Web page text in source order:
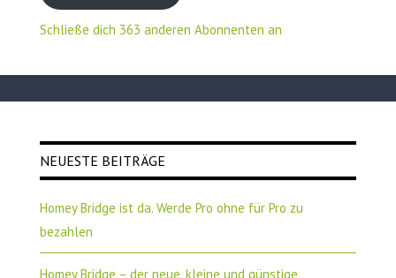
Schließe dich 363 anderen Abonnenten an
NEUESTE BEITRÄGE
Homey Bridge ist da. Werde Pro ohne für Pro zu
bezahlen
Homey Bridge – der neue, kleine und günstige